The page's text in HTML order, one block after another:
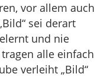
vor allem auch
sei derart
und nie
alle einfach
verleiht „Bild“